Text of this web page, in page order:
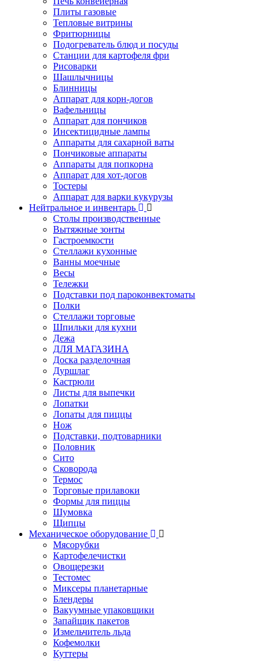
Плиты газовые
Тепловые витрины
Фритюрницы
Подогреватель блюд и посуды
Станции для картофеля фри
Рисоварки
Шашлычницы
Блинницы
Аппарат для корн-догов
Вафельницы
Аппарат для пончиков
Инсектицидные лампы
Аппараты для сахарной ваты
Пончиковые аппараты
Аппараты для попкорна
Аппарат для хот-догов
Тостеры
Аппарат для варки кукурузы
Нейтральное и инвентарь
Столы производственные
Вытяжные зонты
Гастроемкости
Стеллажи кухонные
Ванны моечные
Весы
Тележки
Подставки под пароконвектоматы
Полки
Стеллажи торговые
Шпильки для кухни
Дежа
ДЛЯ МАГАЗИНА
Доска разделочная
Дуршлаг
Кастрюли
Листы для выпечки
Лопатки
Лопаты для пиццы
Нож
Подставки, подтоварники
Половник
Сито
Сковорода
Термос
Торговые прилавоки
Формы для пиццы
Шумовка
Щипцы
Механическое оборудование
Мясорубки
Картофелечистки
Овощерезки
Тестомес
Миксеры планетарные
Блендеры
Вакуумные упаковщики
Запайщик пакетов
Измельчитель льда
Кофемолки
Куттеры